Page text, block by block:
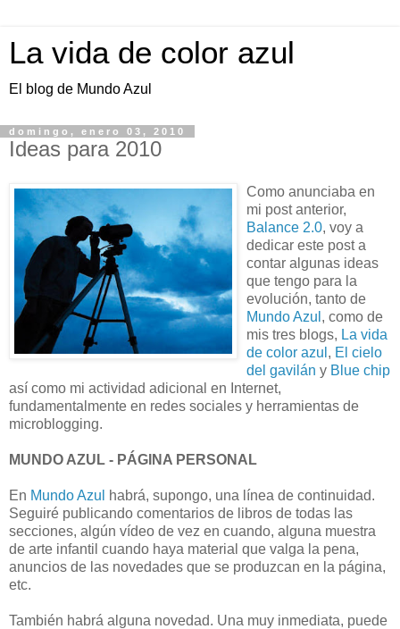
La vida de color azul
El blog de Mundo Azul
domingo, enero 03, 2010
Ideas para 2010
Como anunciaba en
mi post anterior,
Balance 2.0, voy a
dedicar este post a
contar algunas ideas
que tengo para la
evolución, tanto de
Mundo Azul , como de
mis tres blogs, La vida
de color azul , El cielo
del gavilán y Blue chip
así como mi actividad adicional en Internet,
fundamentalmente en redes sociales y herramientas de
microblogging.
MUNDO AZUL - PÁGINA PERSONAL
En Mundo Azul
habrá, supongo, una línea de continuidad.
Seguiré publicando comentarios de libros de todas las
secciones, algún vídeo de vez en cuando, alguna muestra
de arte infantil cuando haya material que valga la pena,
anuncios de las novedades que se produzcan en la página,
etc.
También habrá alguna novedad. Una muy inmediata, puede